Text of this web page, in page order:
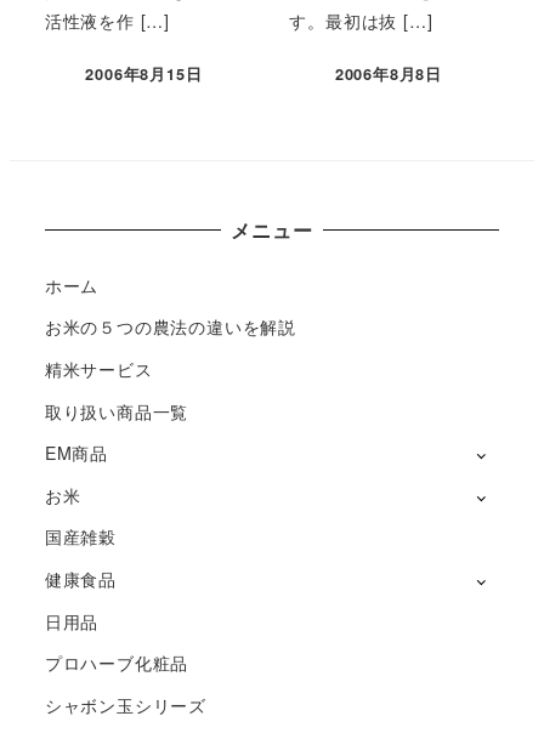
活性液を作 […]
2006年8月15日
す。最初は抜 […]
2006年8月8日
メニュー
ホーム
お米の５つの農法の違いを解説
精米サービス
取り扱い商品一覧
EM商品
お米
国産雑穀
健康食品
日用品
プロハーブ化粧品
シャボン玉シリーズ